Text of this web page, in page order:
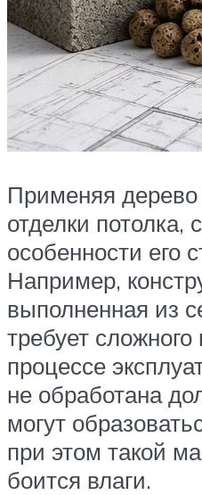
Применяя дерево
отделки потолка,
особенности его
Например,
выполненная из
требует
процессе
не обработана
могут
при этом такой
боится влаги.